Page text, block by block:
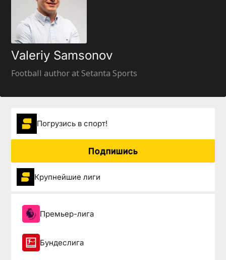
Valeriy Samsonov
Football author at Setanta Sports
Погрузиcь в спорт!
Подпишись
Крупнейшие лиги
Премьер-лига
Бундеслига